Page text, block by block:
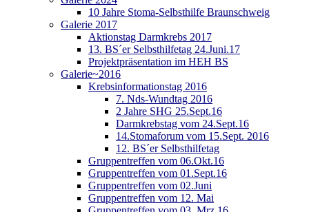
10 Jahre Stoma-Selbsthilfe Braunschweig
Galerie 2017
Aktionstag Darmkrebs 2017
13. BS´er Selbsthilfetag 24.Juni.17
Projektpräsentation im HEH BS
Galerie~2016
Krebsinformationstag 2016
7. Nds-Wundtag 2016
2 Jahre SHG 25.Sept.16
Darmkrebstag vom 24.Sept.16
14.Stomaforum vom 15.Sept. 2016
12. BS´er Selbsthilfetag
Gruppentreffen vom 06.Okt.16
Gruppentreffen vom 01.Sept.16
Gruppentreffen vom 02.Juni
Gruppentreffen vom 12. Mai